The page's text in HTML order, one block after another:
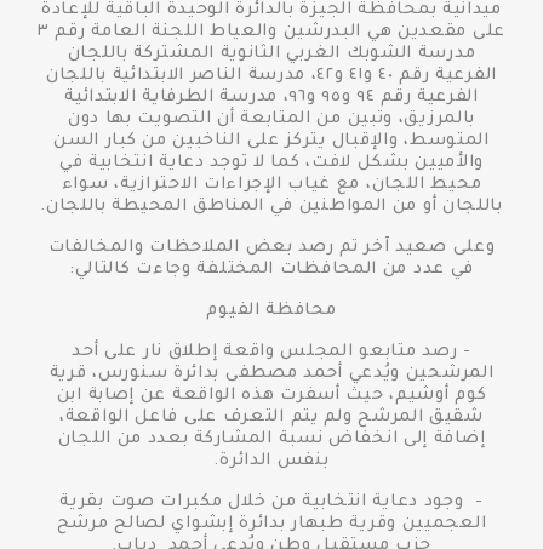
ميدانية بمحافظة الجيزة بالدائرة الوحيدة الباقية للإعادة
على مقعدين هي البدرشين والعياط اللجنة العامة رقم ٣
مدرسة الشوبك الغربي الثانوية المشتركة باللجان
الفرعية رقم ٤٠ و٤١ و٤٢، مدرسة الناصر الابتدائية باللجان
الفرعية رقم ٩٤ و٩٥ و٩٦، مدرسة الطرفاية الابتدائية
بالمرزيق، وتبين من المتابعة أن التصويت بها دون
المتوسط، والإقبال يتركز على الناخبين من كبار السن
والأميين بشكل لافت، كما لا توجد دعاية انتخابية في
محيط اللجان، مع غياب الإجراءات الاحترازية، سواء
باللجان أو من المواطنين في المناطق المحيطة باللجان.
وعلى صعيد آخر تم رصد بعض الملاحظات والمخالفات
في عدد من المحافظات المختلفة وجاءت كالتالي:
محافظة الفيوم
- رصد متابعو المجلس واقعة إطلاق نار على أحد
المرشحين ويُدعي أحمد مصطفى بدائرة سنورس، قرية
كوم أوشيم، حيث أسفرت هذه الواقعة عن إصابة ابن
شقيق المرشح ولم يتم التعرف على فاعل الواقعة،
إضافة إلى انخفاض نسبة المشاركة بعدد من اللجان
بنفس الدائرة.
- وجود دعاية انتخابية من خلال مكبرات صوت بقرية
العجميين وقرية طبهار بدائرة إبشواي لصالح مرشح